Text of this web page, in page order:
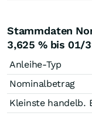
Stammdaten
3,625 % bis 01/
Anleihe-Typ
Nominalbetrag
Kleinste handelb.